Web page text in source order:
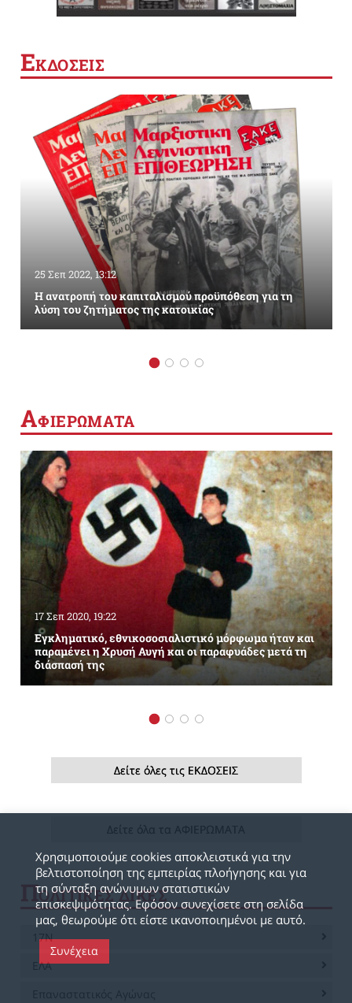
ΕΚΔΟΣΕΙΣ
25 Σεπ 2022, 13:12
Η ανατροπή του καπιταλισμού προϋπόθεση για τη
λύση του ζητήματος της κατοικίας
ΑΦΙΕΡΩΜΑΤΑ
17 Σεπ 2020, 19:22
Εγκληματικό, εθνικοσοσιαλιστικό μόρφωμα ήταν και
παραμένει η Χρυσή Αυγή και οι παραφυάδες μετά τη
διάσπασή της
Δείτε όλες τις ΕΚΔΟΣΕΙΣ
ΠΟΛΙΤΙΚΕΣ ΔΙΚΕΣ
17Ν
ΕΛΑ
Χρησιμοποιούμε cookies αποκλειστικά για την
βελτιστοποίηση της εμπειρίας πλοήγησης και για
τη σύνταξη ανώνυμων στατιστικών
επισκεψιμότητας. Εφόσον συνεχίσετε στη σελίδα
μας, θεωρούμε ότι είστε ικανοποιημένοι με αυτό.
Συνέχεια